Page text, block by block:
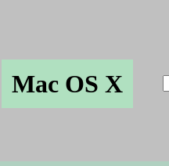
Mac OS X